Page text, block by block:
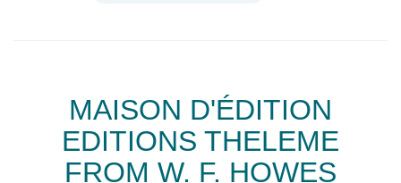
MAISON D'ÉDITION
EDITIONS THELEME
FROM W. F. HOWES